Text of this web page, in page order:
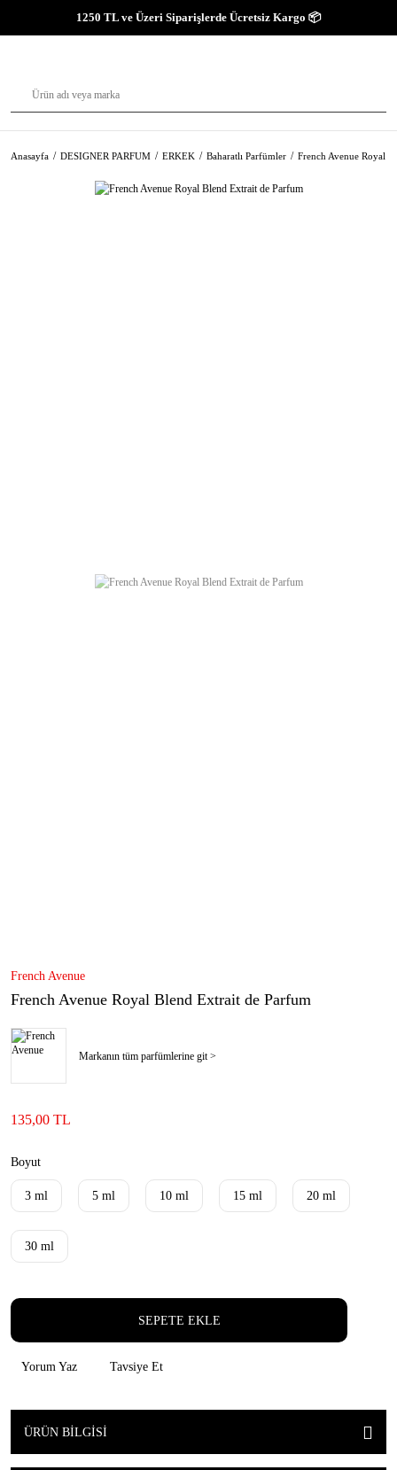
1250 TL ve Üzeri Siparişlerde Ücretsiz Kargo 📦
Anasayfa DESIGNER PARFUM ERKEK Baharatlı Parfümler French Avenue Royal
French Avenue
French Avenue Royal Blend Extrait de Parfum
Markanın tüm parfümlerine git >
135,00 TL
Boyut
3 ml 5 ml 10 ml 15 ml 20 ml
30 ml
SEPETE EKLE
Yorum Yaz Tavsiye Et
ÜRÜN BILGISI